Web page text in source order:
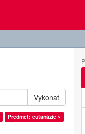
Vykonat
Předmět: eutanázie ×